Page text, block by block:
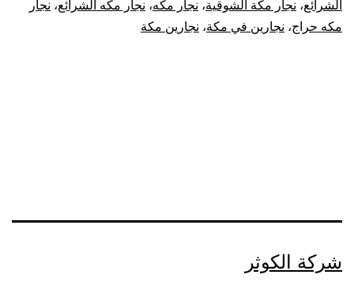
الشرائع، نجار مكة الشوقية، نجار مكه، نجار مكه الشرائع، نجار
مكه حراج، نجارين في مكة، نجارين مكة
شركة الكوثر